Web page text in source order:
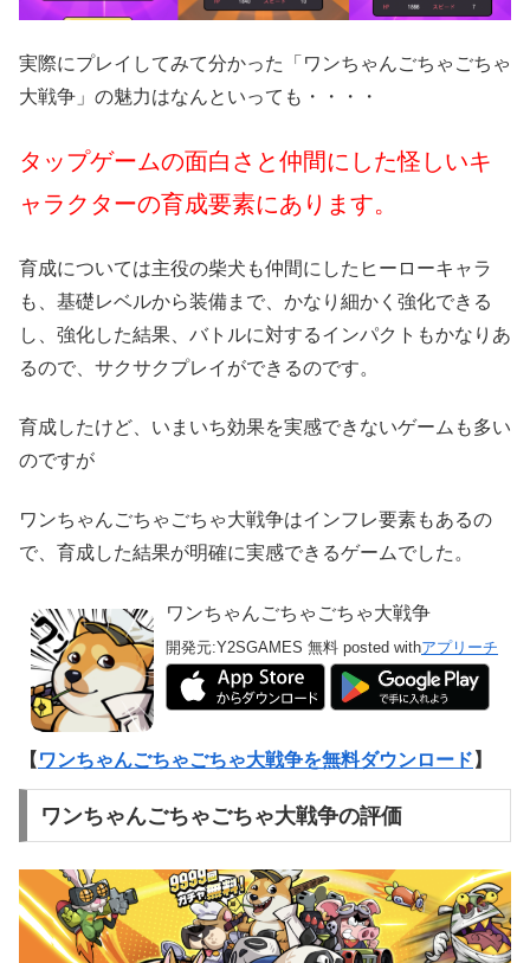
実際にプレイしてみて分かった「ワンちゃんごちゃごちゃ
大戦争」の魅力はなんといっても・・・・
タップゲームの面白さと仲間にした怪しいキ
ャラクターの育成要素にあります。
育成については主役の柴犬も仲間にしたヒーローキャラ
も、基礎レベルから装備まで、かなり細かく強化できる
し、強化した結果、バトルに対するインパクトもかなりあ
るので、サクサクプレイができるのです。
育成したけど、いまいち効果を実感できないゲームも多い
のですが
ワンちゃんごちゃごちゃ大戦争はインフレ要素もあるの
で、育成した結果が明確に実感できるゲームでした。
ワンちゃんごちゃごちゃ大戦争
開発元:Y2SGAMES 無料 posted withアプリーチ
【 ワンちゃんごちゃごちゃ大戦争を無料ダウンロード 】
ワンちゃんごちゃごちゃ大戦争の評価